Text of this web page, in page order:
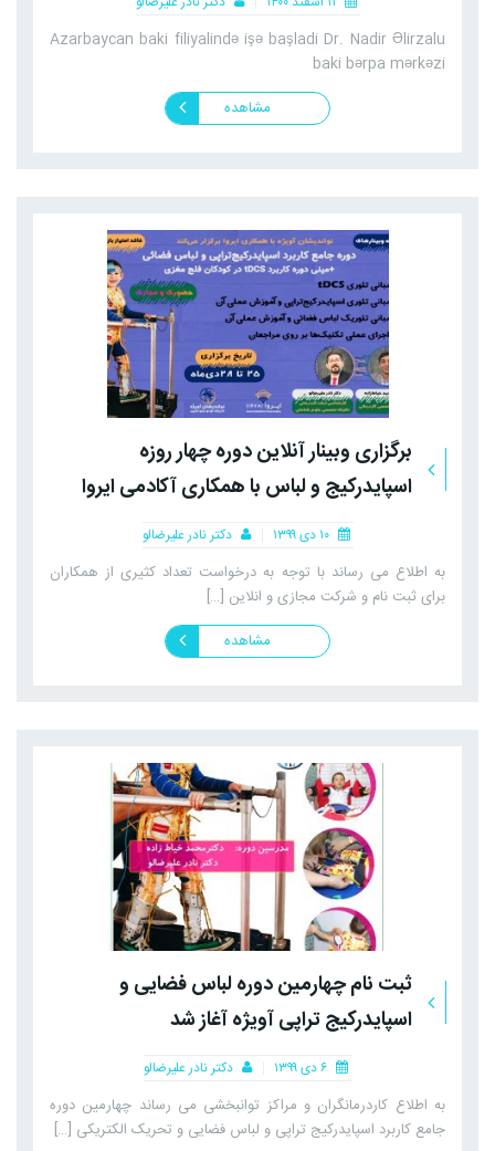
Azarbaycan baki filiyalində işə başladi Dr. Nadir Əlirzalu
baki bərpa mərkəzi
مشاهده
برگزاری وبینار آنلاین دوره چهار روزه
اسپایدرکیج و لباس با همکاری آکادمی ایروا
۱۰ دی ۱۳۹۹ دکتر نادر علیرضالو
به اطلاع می رساند با توجه به درخواست تعداد کثیری از همکاران
برای ثبت نام و شرکت مجازی و انلاین […]
مشاهده
ثبت نام چهارمین دوره لباس فضایی و
اسپایدرکیج تراپی آویژه آغاز شد
دکتر نادر علیرضالو
به اطلاع کاردرمانگران و مراکز توانبخشی می رساند چهارمین دوره
جامع کاربرد اسپایدرکیج تراپی و لباس فضایی و تحریک الکتریکی […]